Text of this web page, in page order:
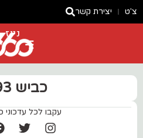
צ'ט יצירת קשר
ניוז
כביש 8993
עקבו לכל עדכוני